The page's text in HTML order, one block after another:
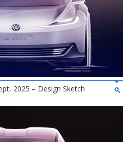
2025 – Design Sketch